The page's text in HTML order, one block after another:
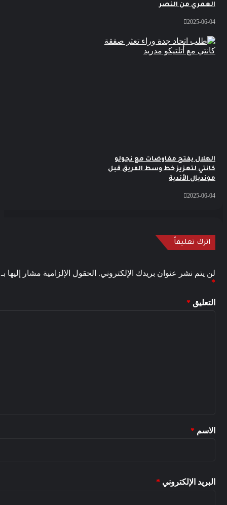
من النصر
2025-06-
يفتح مفاوضات مع نجولو
لتعزيز خط وسط الفريق قبل
الأندية
2025-06-
اترك تعليقاً
يتم نشر عنوان بريدك الإلكتروني. الحقول الإلزامية مشار إليها بـ
*
*
الإلكتروني *